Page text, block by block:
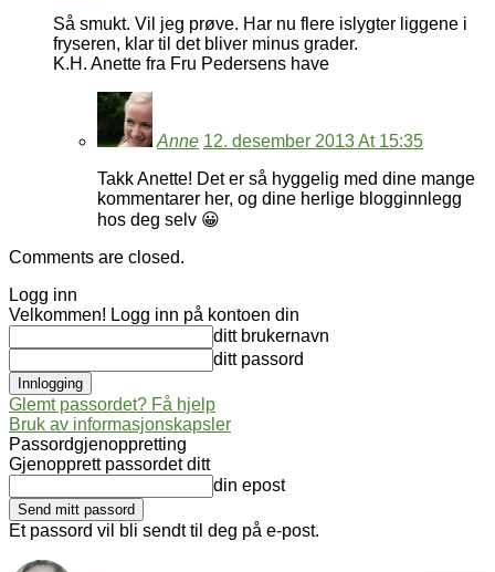
Så smukt. Vil jeg prøve. Har nu flere islygter liggene i
fryseren, klar til det bliver minus grader.
K.H. Anette fra Fru Pedersens have
Anne 12. desember 2013 At 15:35
Takk Anette! Det er så hyggelig med dine mange
kommentarer her, og dine herlige blogginnlegg
hos deg selv 😀
Comments are closed.
Logg inn
Velkommen! Logg inn på kontoen din
ditt brukernavn
ditt passord
Glemt passordet? Få hjelp
Bruk av informasjonskapsler
Passordgjenoppretting
Gjenopprett passordet ditt
din epost
Et passord vil bli sendt til deg på e-post.